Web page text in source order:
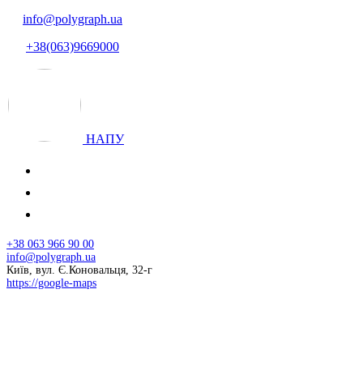
info@polygraph.ua
+38(063)9669000
НАПУ
+38 063 966 90 00
info@polygraph.ua
Київ, вул. Є.Коновальця, 32-г
https://google-maps